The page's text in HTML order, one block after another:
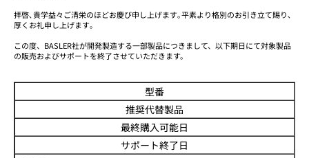
拝啓､貴学益々ご清栄のほどお慶び申し上げます｡平素より格別のお引き立て賜り､
厚くお礼申し上げます｡
この度、BASLER社が開発製造する一部製品につきまして、以下期日にて対象製品
の販売およびサポートを終了させていただきます。
型番
推奨代替製品
最終購入可能日
サポート終了日